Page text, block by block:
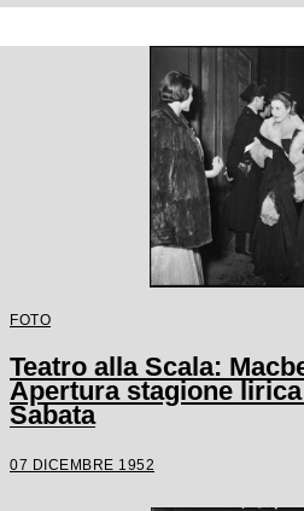
FOTO
Teatro alla Scala:
Apertura stagione
Sabata
07 DICEMBRE 1952